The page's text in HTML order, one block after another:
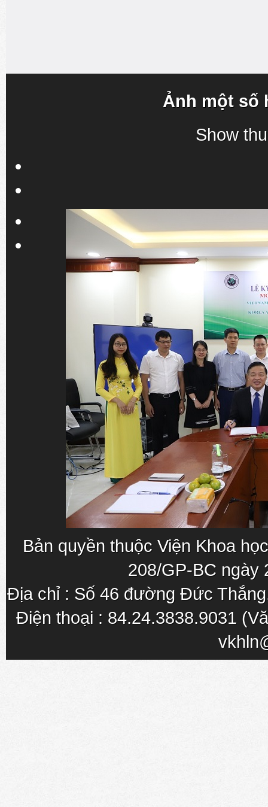
Ảnh một số
Show
Bản quyền thuộc Viện Khoa
208/GP-BC ngày
Địa chỉ : Số 46 đường Đức
Điện thoại : 84.24.3838.9031